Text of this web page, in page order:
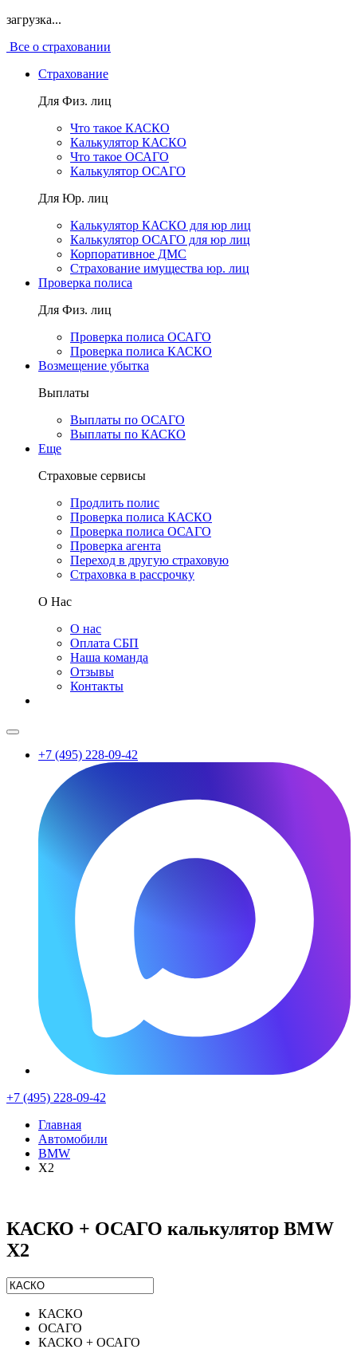
загрузка...
Все о страховании
Страхование
Для Физ. лиц
Что такое КАСКО
Калькулятор КАСКО
Что такое ОСАГО
Калькулятор ОСАГО
Для Юр. лиц
Калькулятор КАСКО для юр лиц
Калькулятор ОСАГО для юр лиц
Корпоративное ДМС
Страхование имущества юр. лиц
Проверка полиса
Для Физ. лиц
Проверка полиса ОСАГО
Проверка полиса КАСКО
Возмещение убытка
Выплаты
Выплаты по ОСАГО
Выплаты по КАСКО
Еще
Страховые сервисы
Продлить полис
Проверка полиса КАСКО
Проверка полиса ОСАГО
Проверка агента
Переход в другую страховую
Страховка в рассрочку
О Нас
О нас
Оплата СБП
Наша команда
Отзывы
Контакты
+7 (495) 228-09-42
+7 (495) 228-09-42
Главная
Автомобили
BMW
X2
КАСКО + ОСАГО калькулятор BMW
X2
КАСКО
ОСАГО
КАСКО + ОСАГО